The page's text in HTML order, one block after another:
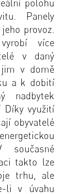
polohu
Panely
provoz.
více
v daný
jim v domě
a k dobití
nadbytek
Díky využití
obyvatelé
současné
takto lze
trhu, ale
li v úvahu